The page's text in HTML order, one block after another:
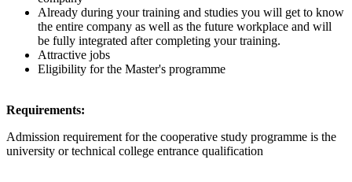
Already during your training and studies you will get to know
the entire company as well as the future workplace and will
be fully integrated after completing your training.
Attractive jobs
Eligibility for the Master's programme
Requirements:
Admission requirement for the cooperative study programme is the
university or technical college entrance qualification